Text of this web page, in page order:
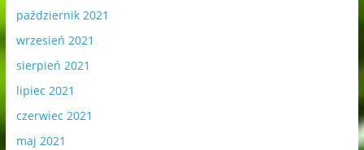
październik 2021
wrzesień 2021
sierpień 2021
lipiec 2021
czerwiec 2021
maj 2021